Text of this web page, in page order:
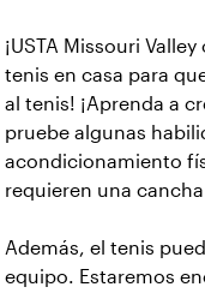
¡USTA Missouri
tenis en casa para
al tenis! ¡Aprenda a
pruebe algunas
acondicionamiento
requieren una
Además, el tenis
equipo. Estaremos